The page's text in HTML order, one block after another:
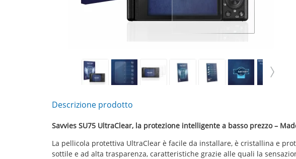
Descrizione prodotto
Savvies SU75 UltraClear, la protezione intelligente a basso prezzo –
La pellicola protettiva UltraClear è facile da installare, è cristallina e
sottile e ad alta trasparenza, caratteristiche grazie alle quali la